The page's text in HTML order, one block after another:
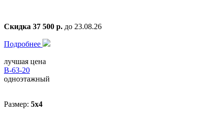
Скидка 37 500 р. до 23.08.26
Подробнее
лучшая цена
В-63-20
одноэтажный
Размер: 5x4